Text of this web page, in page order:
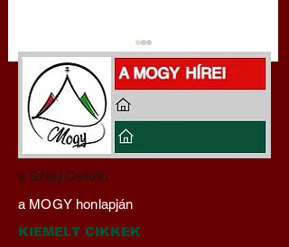
Darai Lajos:
Naplóbölcsességeim
(2024)
a Szilaj Csikón
a MOGY honlapján
KIEMELT CIKKEK